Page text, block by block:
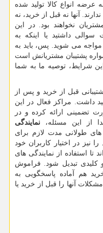
انواع کالا تولید شده
آنها نه قبل از خرید، نه
نخواهند بود. در این
داشتید یا اینکه به
مواجه می شوید. پس، باید به
پشتیبان مشتریانش است
شرایط، توصیه ما به شما
قبل از خرید و پس از
داشت. مراکز فعال در این
تضمینی ارائه کرده و در
از این مسئله، نمایندگی
طولانی مدت لازم برای
نیز در اختیار کاربران خود
تا استفاده از نمایندگی های
تبدیل شود. فراموش
هم آماده پاسخگویی به
آنها را قبل از خرید یا